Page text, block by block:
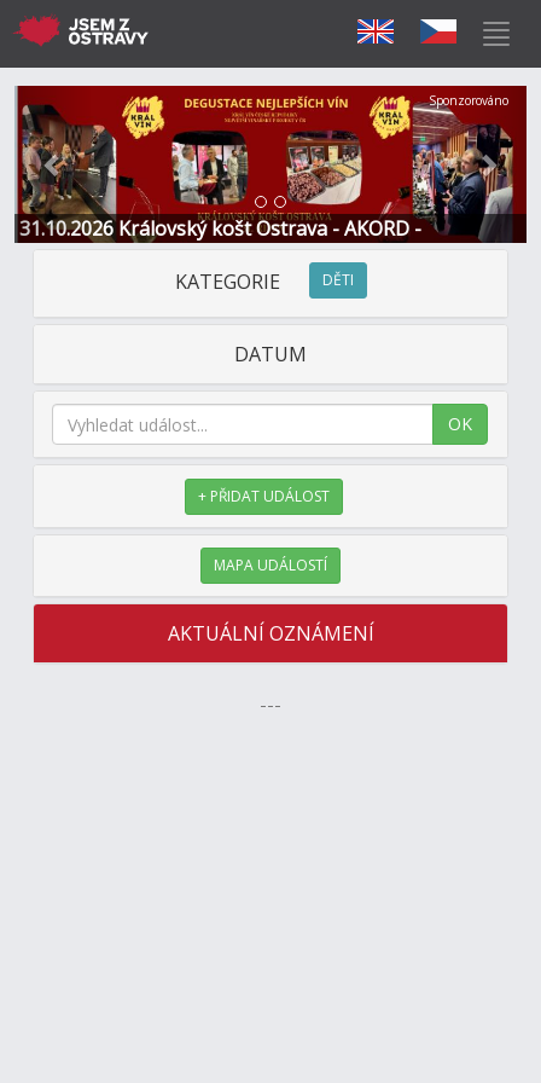
31.10.2026 Královský košt Ostrava - AKORD -
Restaurace a Hotel
Předchozí Další
Sponzorováno
KATEGORIE DĚTI
DATUM
OK
+ PŘIDAT UDÁLOST
MAPA UDÁLOSTÍ
AKTUÁLNÍ OZNÁMENÍ
---